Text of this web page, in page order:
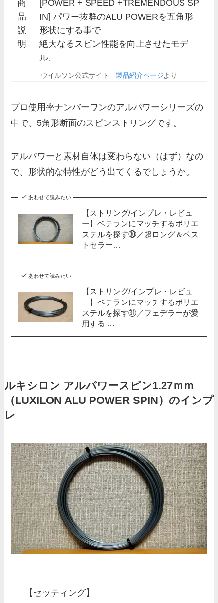
商
品
説
明
[POWER + SPEED +TREMENDOUS SP
IN] パワー抜群のALU POWERを五角形
形状にする事で
絶大なるスピン性能を向上させたモデ
ル。
ウイルソン公式サイト 製品紹介ページより
プロ使用率ナンバーワンのアルパワーシリーズの
中で、5角形断面のスピンストリングです。
アルパワーと素材自体は変わらない（はず）なの
で、形状的な特性がどう出てくるでしょうか。
あわせて読みたい
【ストリング/インプレ・レビュ
ー】ベテランにマッチするポリエ
ステルを探す㉚／超ロング＆ベス
トセラー…
あわせて読みたい
【ストリング/インプレ・レビュ
ー】ベテランにマッチするポリエ
ステルを探す㉛／フェデラーが愛
用する …
ルキシロン アルパワースピン1.27ｍｍ
（LUXILON ALU POWER SPIN）のインプ
レ
【セッティング】